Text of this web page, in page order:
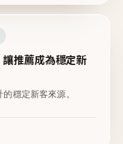
推薦成為穩定新
穩定新客來源。